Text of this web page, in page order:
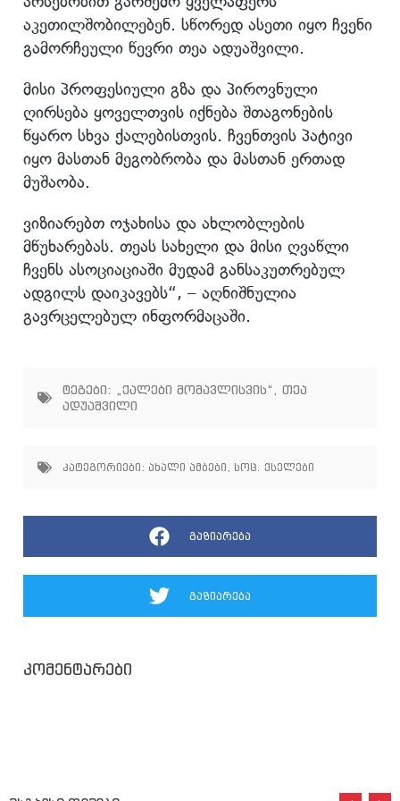
აკეთილშობილებენ. სწორედ ასეთი იყო ჩვენი
გამორჩეული წევრი თეა ადუაშვილი.
მისი პროფესიული გზა და პიროვნული
ღირსება ყოველთვის იქნება შთაგონების
წყარო სხვა ქალებისთვის. ჩვენთვის პატივი
იყო მასთან მეგობრობა და მასთან ერთად
მუშაობა.
ვიზიარებთ ოჯახისა და ახლობლების
მწუხარებას. თეას სახელი და მისი ღვაწლი
ჩვენს ასოციაციაში მუდამ განსაკუთრებულ
ადგილს დაიკავებს“, – აღნიშნულია
გავრცელებულ ინფორმაცაში.
ტეგები: „ქალები მომავლისვის“
თეა
ადუაშვილი
კატეგორიები: ახალი ამბები , სოც. ქსელები
გაზიარება
გაზიარება
კომენტარები